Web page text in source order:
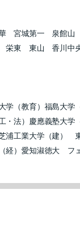
宮城第一 泉館山
栄東 東山 香川中
学（教育）福島大
・法）慶應義塾大
浦工業大学（建）
（経）愛知淑徳大